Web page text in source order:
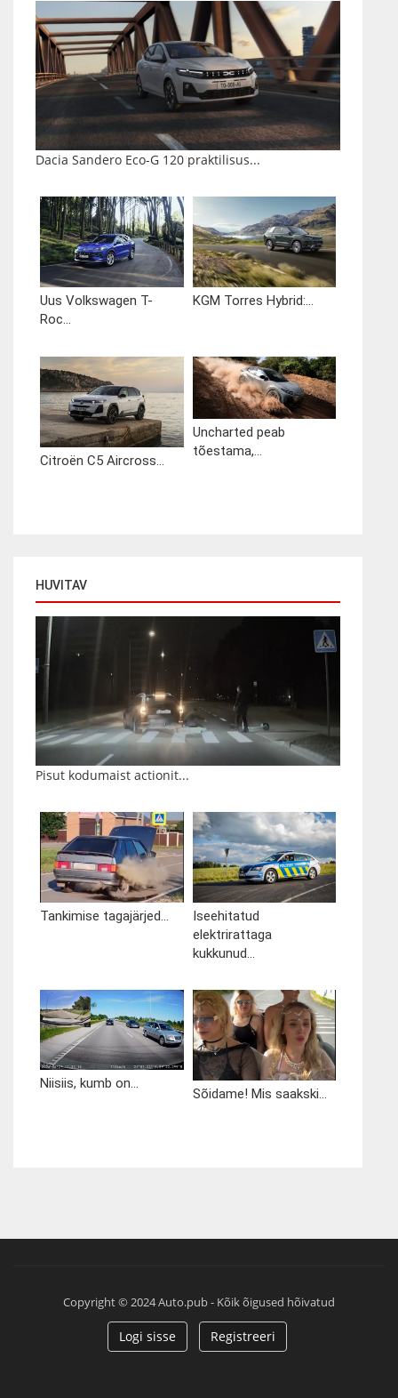
Dacia Sandero Eco-G 120 praktilisus...
Uus Volkswagen T-
Roc...
KGM Torres Hybrid:...
Citroën C5 Aircross...
Uncharted peab
tõestama,...
HUVITAV
Pisut kodumaist actionit...
Tankimise tagajärjed...
Iseehitatud
elektrirattaga
kukkunud...
Niisiis, kumb on...
Sõidame! Mis saakski...
Copyright © 2024 Auto.pub - Kõik õigused hõivatud
Logi sisse Registreeri